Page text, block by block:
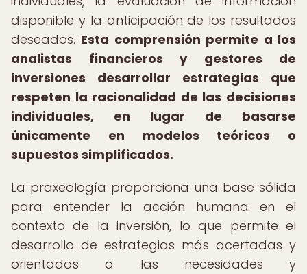
disponible y la anticipación de los resultados
deseados. Esta comprensión permite a los
analistas financieros y gestores de
inversiones desarrollar estrategias que
respeten la racionalidad de las decisiones
individuales, en lugar de basarse
únicamente en modelos teóricos o
supuestos simplificados.
La praxeología proporciona una base sólida
para entender la acción humana en el
contexto de la inversión, lo que permite el
desarrollo de estrategias más acertadas y
orientadas a las necesidades y